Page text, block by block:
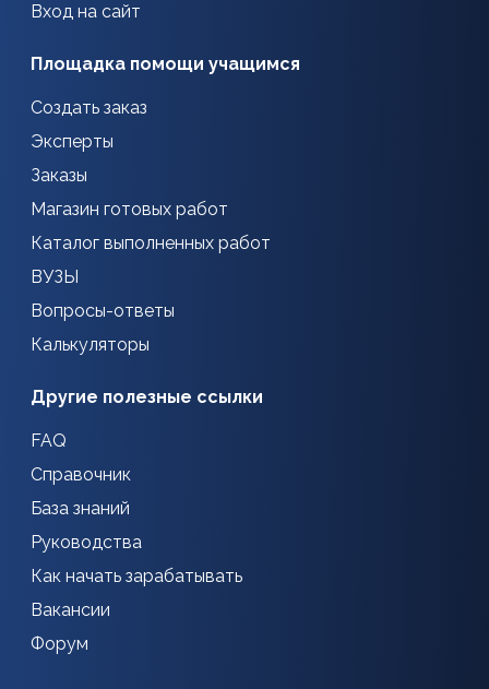
Вход на сайт
Площадка помощи учащимся
Создать заказ
Эксперты
Заказы
Магазин готовых работ
Каталог выполненных работ
ВУЗЫ
Вопросы-ответы
Калькуляторы
Другие полезные ссылки
FAQ
Справочник
База знаний
Руководства
Как начать зарабатывать
Вакансии
Форум